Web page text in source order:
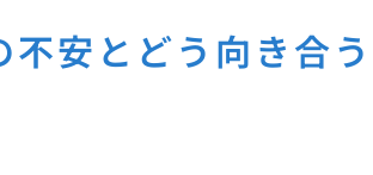
安とどう向き合